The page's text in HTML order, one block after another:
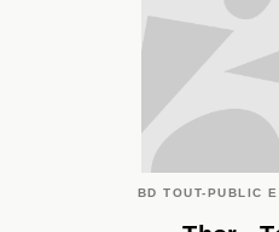
BD TOUT-PUBLIC